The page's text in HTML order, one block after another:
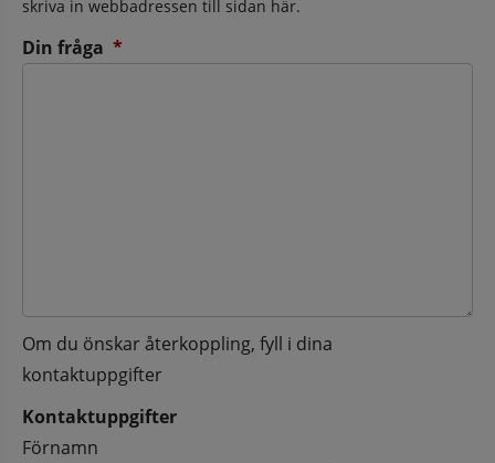
skriva in webbadressen till sidan här.
Din fråga *
Om du önskar återkoppling, fyll i dina
kontaktuppgifter
Kontaktuppgifter
Kontaktuppgifter
Förnamn